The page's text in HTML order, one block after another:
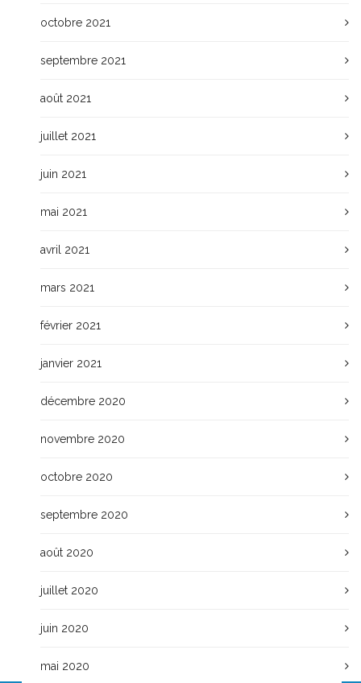
octobre 2021
septembre 2021
août 2021
juillet 2021
juin 2021
mai 2021
avril 2021
mars 2021
février 2021
janvier 2021
décembre 2020
novembre 2020
octobre 2020
septembre 2020
août 2020
juillet 2020
juin 2020
mai 2020